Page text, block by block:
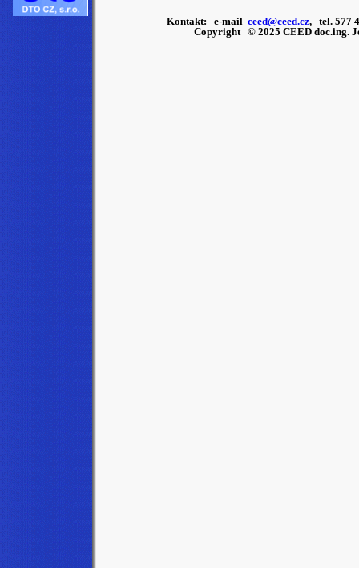
Kontakt: e-mail ceed@ceed.cz, tel. 577
Copyright © 2025 CEED doc.ing.